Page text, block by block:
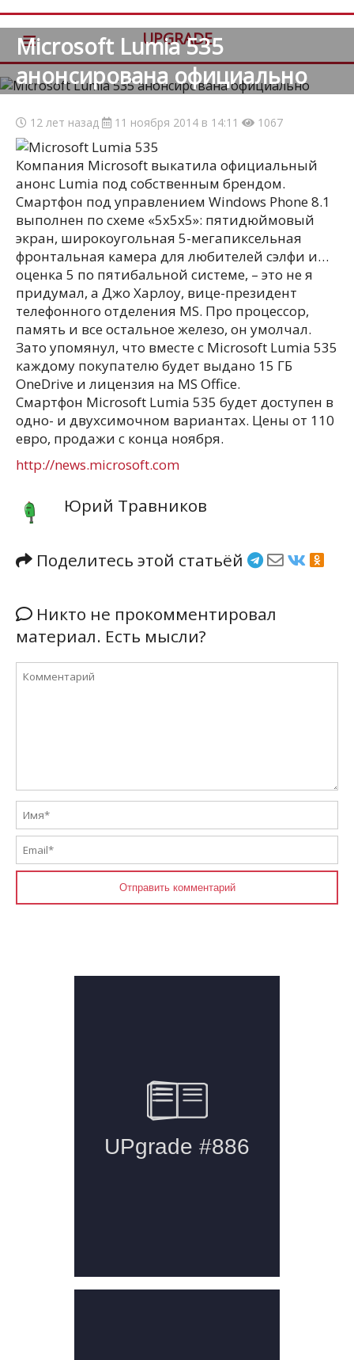
≡ UPGRADE
Microsoft Lumia 535
анонсирована официально
12 лет назад 11 ноября 2014 в 14:11 1067
Компания Microsoft выкатила официальный
анонс Lumia под собственным брендом.
Смартфон под управлением Windows Phone 8.1
выполнен по схеме «5х5х5»: пятидюймовый
экран, широкоугольная 5-мегапиксельная
фронтальная камера для любителей сэлфи и…
оценка 5 по пятибальной системе, – это не я
придумал, а Джо Харлоу, вице-президент
телефонного отделения MS. Про процессор,
память и все остальное железо, он умолчал.
Зато упомянул, что вместе с Microsoft Lumia 535
каждому покупателю будет выдано 15 ГБ
OneDrive и лицензия на MS Office.
Смартфон Microsoft Lumia 535 будет доступен в
одно- и двухсимочном вариантах. Цены от 110
евро, продажи с конца ноября.
http://news.microsoft.com
Юрий Травников
Поделитесь этой статьёй
Никто не прокомментировал
материал. Есть мысли?